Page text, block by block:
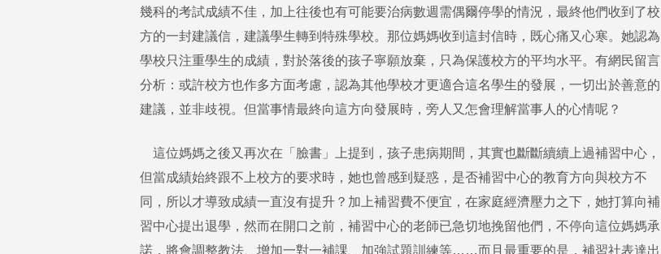
幾科的考試成績不佳，加上往後也有可能要治病數週需偶爾停學的情況，最終他們收到了校
方的一封建議信，建議學生轉到特殊學校。那位媽媽收到這封信時，既心痛又心寒。她認為
學校只注重學生的成績，對於落後的孩子寧願放棄，只為保護校方的平均水平。有網民留言
分析：或許校方也作多方面考慮，認為其他學校才更適合這名學生的發展，一切出於善意的
建議，並非歧視。但當事情最終向這方向發展時，旁人又怎會理解當事人的心情呢？
這位媽媽之後又再次在「臉書」上提到，孩子患病期間，其實也斷斷續續上過補習中心，
但當成績始終跟不上校方的要求時，她也曾感到疑惑，是否補習中心的教育方向與校方不
同，所以才導致成績一直沒有提升？加上補習費不便宜，在家庭經濟壓力之下，她打算向補
習中心提出退學，然而在開口之前，補習中心的老師已急切地挽留他們，不停向這位媽媽承
諾，將會調整教法、增加一對一補課、加強試題訓練等……而且最重要的是，補習社表達出